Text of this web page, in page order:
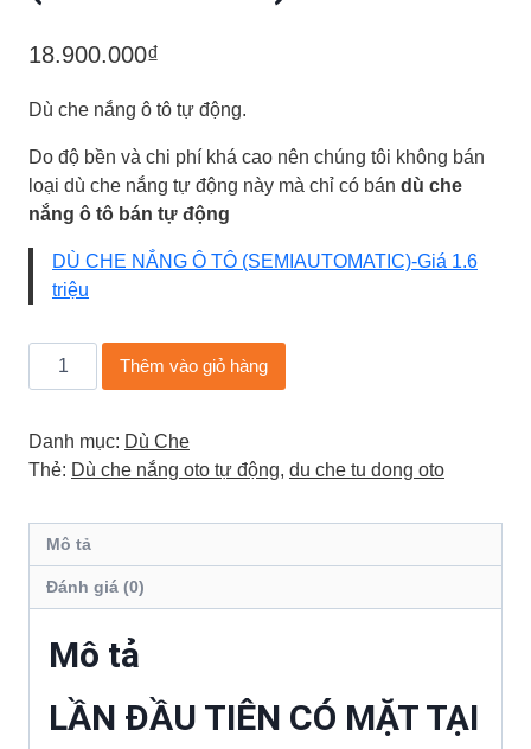
18.900.000₫
Dù che nắng ô tô tự động.
Do độ bền và chi phí khá cao nên chúng tôi không bán
loại dù che nắng tự động này mà chỉ có bán dù che
nắng ô tô bán tự động
DÙ CHE NẮNG Ô TÔ (SEMIAUTOMATIC)-Giá 1.6
triệu
CHE
Ô-
TÔ
số
lượng
Thêm vào giỏ hàng
Danh mục: Dù Che
Thẻ: Dù che nắng oto tự động, du che tu dong oto
Mô tả
Đánh giá (0)
Mô tả
LẦN ĐẦU TIÊN CÓ MẶT TẠI